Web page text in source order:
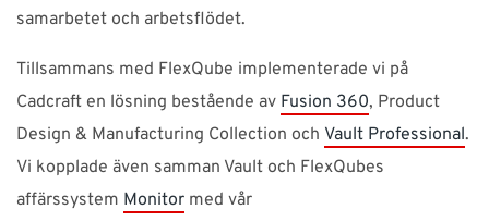
samarbetet och arbetsflödet.
Tillsammans med FlexQube implementerade vi på
Cadcraft en lösning bestående av Fusion 360, Product
Design & Manufacturing Collection och Vault Professional.
Vi kopplade även samman Vault och FlexQubes
affärssystem Monitor med vår